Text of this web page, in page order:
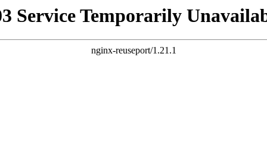
Service Temporarily
nginx-reuseport/1.21.1